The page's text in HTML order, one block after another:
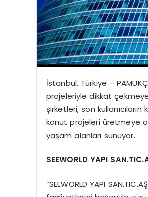
İstanbul, Türkiye –
projeleriyle dikkat çekmeye
şirketleri, son
konut projeleri üretmeye
yaşam alanları sunuyor.
SEEWORLD YAPI
“SEEWORLD YAPI